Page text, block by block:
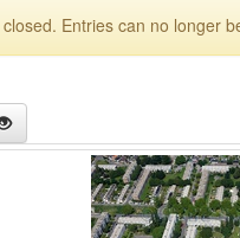
closed. Entries can no longer